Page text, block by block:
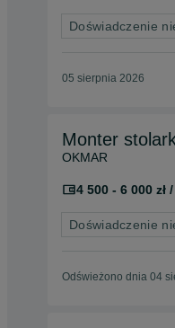
Doświadczenie
05 sierpnia 2026
Monter
OKMAR
4 500 - 6 000 zł
Doświadczenie
Odświeżono dnia 04